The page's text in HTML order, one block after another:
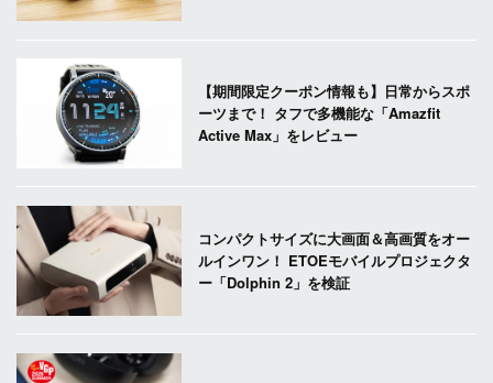
【期間限定クーポン情報も】日常からスポ
ーツまで！ タフで多機能な「Amazfit
Active Max」をレビュー
コンパクトサイズに大画面＆高画質をオー
ルインワン！ ETOEモバイルプロジェクタ
ー「Dolphin 2」を検証